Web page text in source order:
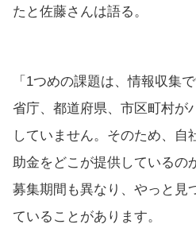
たと佐藤さんは語る。
「1つめの課題は、情報収集
省庁、都道府県、市区町村が
していません。そのため、自
助金をどこが提供しているの
募集期間も異なり、やっと見
ていることがあります。